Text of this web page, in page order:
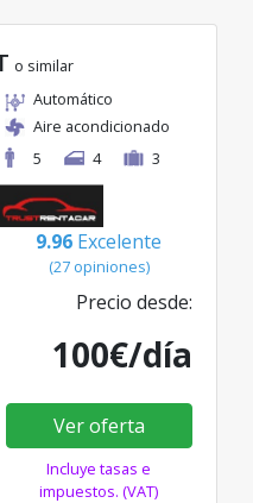
o similar
Automático
Aire acondicionado
5
4 3
9.96 Excelente
(27 opiniones)
Precio desde:
100€/día
Ver oferta
Incluye tasas e
impuestos. (VAT)